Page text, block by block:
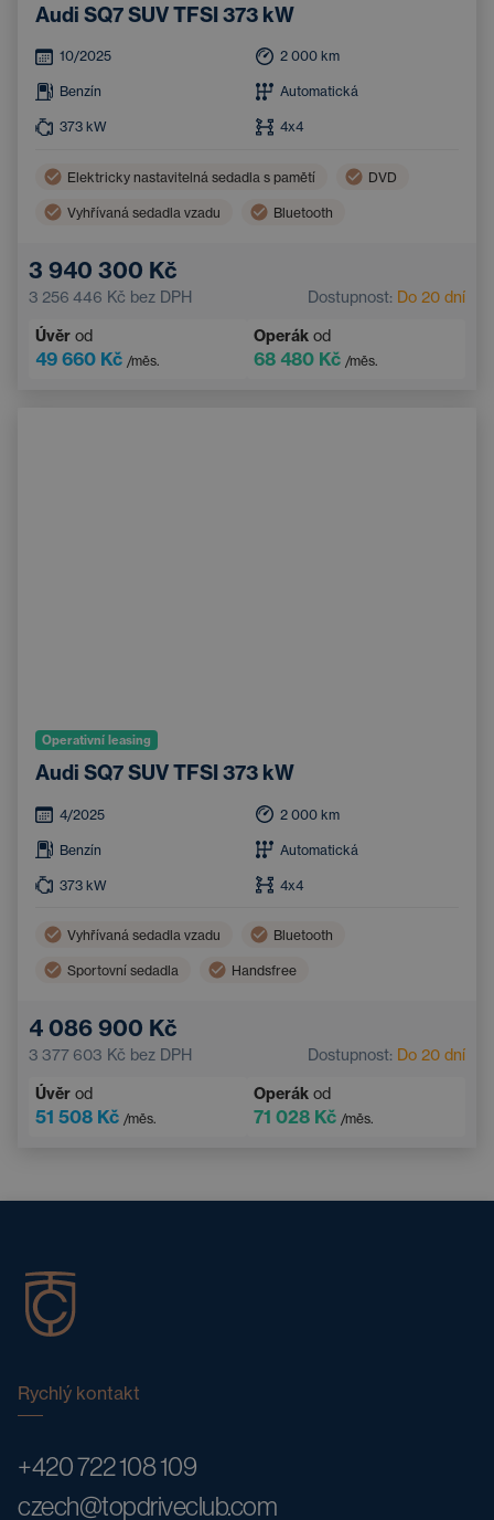
Audi SQ7 SUV TFSI 373 kW
10/2025 2 000 km
Benzín Automatická
373 kW 4x4
Elektricky nastavitelná sedadla s pamětí DVD
Vyhřívaná sedadla vzadu Bluetooth
3 940 300 Kč
3 256 446 Kč bez DPH Dostupnost: Do 20 dní
Úvěr od
49 660 Kč /měs.
Operák od
68 480 Kč /měs.
Operativní leasing
Audi SQ7 SUV TFSI 373 kW
4/2025 2 000 km
Benzín Automatická
373 kW 4x4
Vyhřívaná sedadla vzadu Bluetooth
Sportovní sedadla Handsfree
4 086 900 Kč
3 377 603 Kč bez DPH Dostupnost: Do 20 dní
Úvěr od
51 508 Kč /měs.
Operák od
71 028 Kč /měs.
Rychlý kontakt
+420 722 108 109
czech@topdriveclub.com